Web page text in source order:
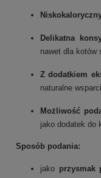
Delikatna
nawet dla kotów
Z dodatkiem
naturalne
Możliwość
jako dodatek do
Sposób podania:
jako przysmak